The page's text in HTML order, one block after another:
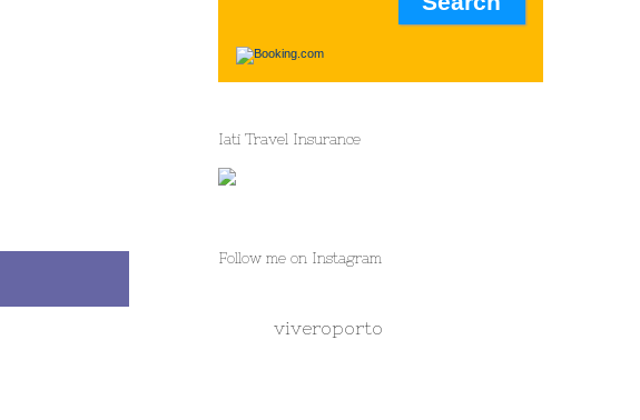
Iati Travel Insurance
Follow me on Instagram
viveroporto